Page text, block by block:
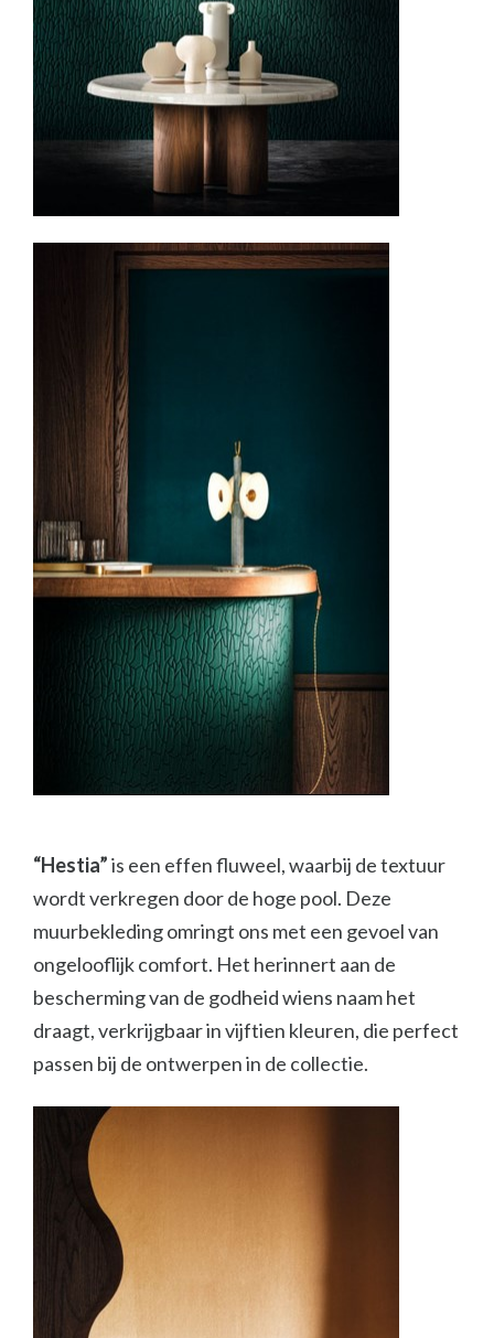
“Hestia”is een effen fluweel, waarbij de textuur
wordt verkregen door de hoge pool. Deze
muurbekleding omringt ons met een gevoel van
ongelooflijk comfort. Het herinnert aan de
bescherming van de godheid wiens naam het
draagt, verkrijgbaar in vijftien kleuren, die perfect
passen bij de ontwerpen in de collectie.